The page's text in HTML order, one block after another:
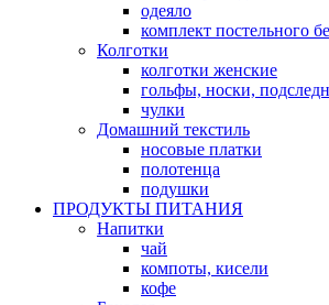
одеяло
комплект постельного
Колготки
колготки женские
гольфы, носки,
чулки
Домашний текстиль
носовые платки
полотенца
подушки
ПРОДУКТЫ ПИТАНИЯ
Напитки
чай
компоты, кисели
кофе